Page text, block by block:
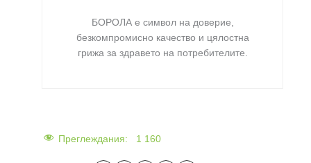
БОРОЛА е символ на доверие,
безкомпромисно качество и цялостна
грижа за здравето на потребителите
Преглеждания: 1 160